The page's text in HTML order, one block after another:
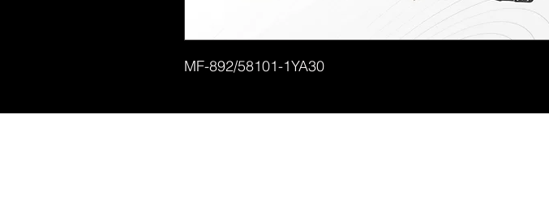
MF-892/58101-1YA30